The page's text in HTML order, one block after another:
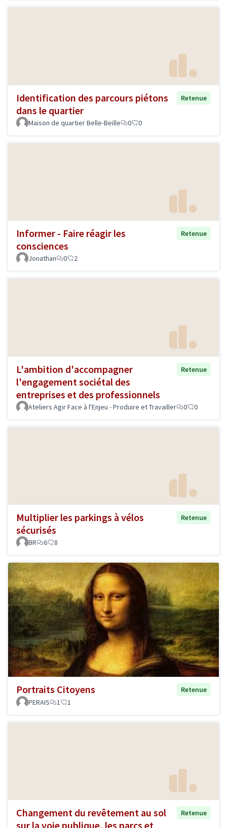
Identification des parcours piétons
dans le quartier
Retenue
Maison de quartier Belle-Beille 0 0
Informer - Faire réagir les
consciences
Retenue
Jonathan 0 2
L'ambition d'accompagner
l'engagement sociétal des
entreprises et des professionnels
Retenue
Ateliers Agir Face à l'Enjeu - Produire et Travailler 0 0
Multiplier les parkings à vélos
sécurisés
Retenue
BR 6 8
Portraits Citoyens
Retenue
PERAIS
1 1
Changement du revêtement au sol
sur la voie publique, les parcs et
Retenue